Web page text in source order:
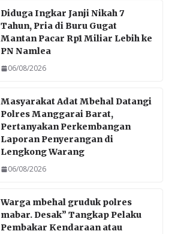
s
A
p
p
e
Diduga Ingkar Janji Nikah 7
Tahun, Pria di Buru Gugat
Mantan Pacar Rp1 Miliar Lebih ke
PN Namlea
06/08/2026
Masyarakat Adat Mbehal Datangi
Polres Manggarai Barat,
Pertanyakan Perkembangan
Laporan Penyerangan di
Lengkong Warang
06/08/2026
Warga mbehal gruduk polres
mabar. Desak” Tangkap Pelaku
Pembakar Kendaraan atau